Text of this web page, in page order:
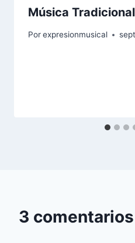
Música
Porexpresionmusical
3 comentarios